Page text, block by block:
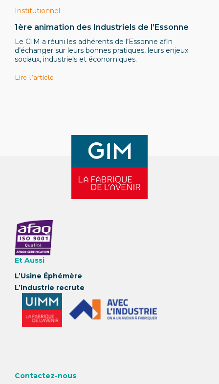
Institutionnel
1ère animation des Industriels de l’Essonne
Le GIM a réuni les adhérents de l’Essonne afin
d’échanger sur leurs bonnes pratiques, leurs enjeux
sociaux, industriels et économiques.
Lire l’article
Et Aussi
L’Usine Éphémère
L’Industrie recrute
Contactez-nous